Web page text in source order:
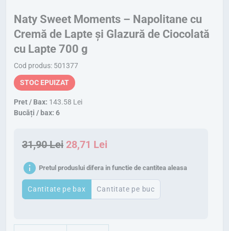
Naty Sweet Moments – Napolitane cu
Cremă de Lapte și Glazură de Ciocolată
cu Lapte 700 g
Cod produs: 501377
STOC EPUIZAT
Pret / Bax: 143.58 Lei
Bucăți / bax: 6
31,90Lei P
ț
28,71 Lei
ț
Pretul produslui difera in functie de cantitea aleasa
Cantitate pe bax Cantitate pe buc